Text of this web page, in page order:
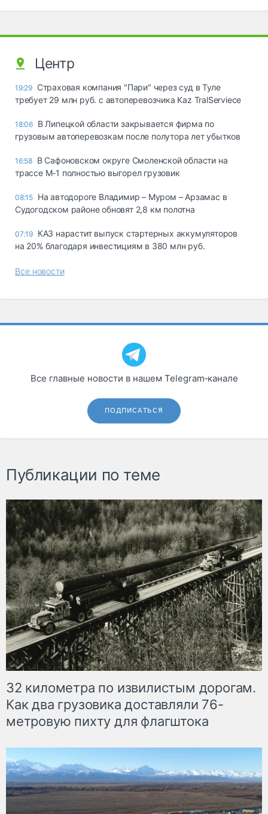
Центр
19:29 Страховая компания "Пари" через суд в Туле
требует 29 млн руб. с автоперевозчика Kaz TralServiece
18:06 В Липецкой области закрывается фирма по
грузовым автоперевозкам после полутора лет убытков
16:58 В Сафоновском округе Смоленской области на
трассе М-1 полностью выгорел грузовик
08:15 На автодороге Владимир – Муром – Арзамас в
Судогодском районе обновят 2,8 км полотна
07:19 КАЗ нарастит выпуск стартерных аккумуляторов
на 20% благодаря инвестициям в 380 млн руб.
Все новости
Все главные новости в нашем Telegram‑канале
ПОДПИСАТЬСЯ
Публикации по теме
32 километра по извилистым дорогам.
Как два грузовика доставляли 76-
метровую пихту для флагштока